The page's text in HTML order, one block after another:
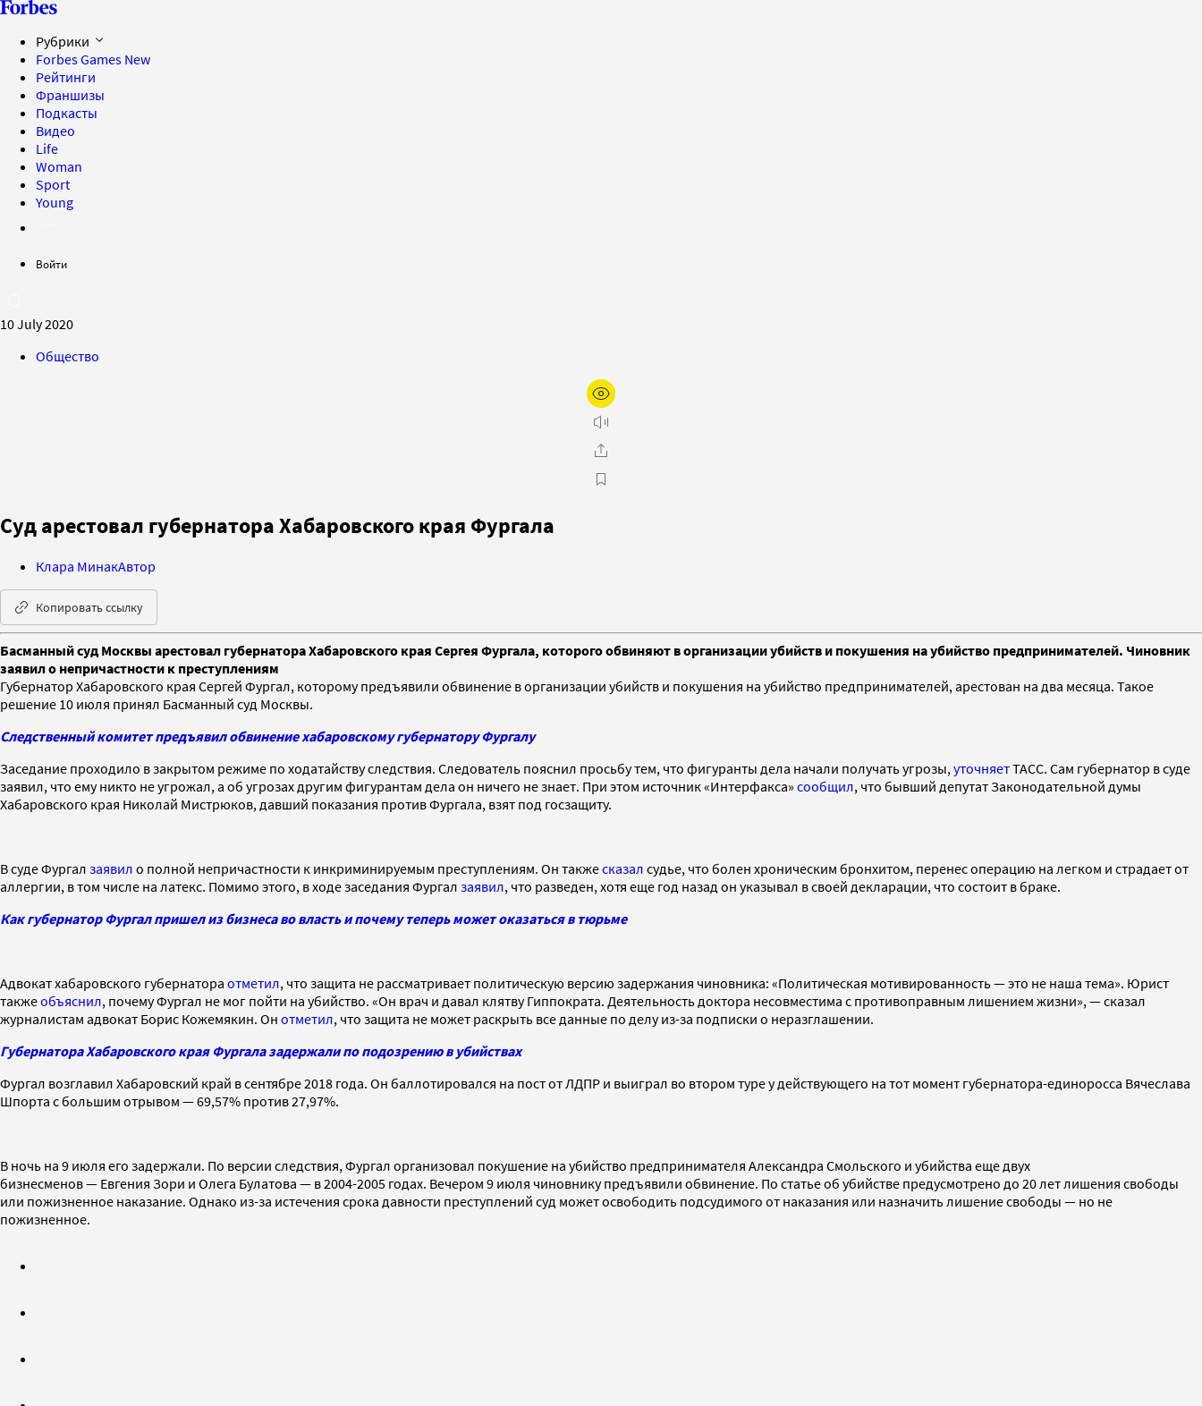
Рубрики
Forbes Games New
Рейтинги
Франшизы
Подкасты
Видео
Life
Woman
Sport
Young
Войти
10 July 2020
Общество
Суд арестовал губернатора Хабаровского края Фургала
Клара МинакАвтор
Копировать ссылку
Басманный суд Москвы арестовал губернатора Хабаровского края Сергея Фургала, которого обвиняют в организации убийств и покушения на убийство предпринимателей. Чиновник
заявил о непричастности к преступлениям
Губернатор Хабаровского края Сергей Фургал, которому предъявили обвинение в организации убийств и покушения на убийство предпринимателей, арестован на два месяца. Такое
решение 10 июля принял Басманный суд Москвы.
Следственный комитет предъявил обвинение хабаровскому губернатору Фургалу
Заседание проходило в закрытом режиме по ходатайству следствия. Следователь пояснил просьбу тем, что фигуранты дела начали получать угрозы, уточняетТАСС. Сам губернатор в суде
заявил, что ему никто не угрожал, а об угрозах другим фигурантам дела он ничего не знает. При этом источник «Интерфакса» сообщил, что бывший депутат Законодательной думы
Хабаровского края Николай Мистрюков, давший показания против Фургала, взят под госзащиту.
В суде Фургал заявил о полной непричастности к инкриминируемым преступлениям. Он такжесказал судье, что болен хроническим бронхитом, перенес операцию на легком и страдает от
аллергии, в том числе на латекс. Помимо этого, в ходе заседания Фургал заявил, что разведен, хотя еще год назад он указывал в своей декларации, что состоит в браке.
Как губернатор Фургал пришел из бизнеса во власть и почему теперь может оказаться в тюрьме
Адвокат хабаровского губернатора отметил, что защита не рассматривает политическую версию задержания чиновника: «Политическая мотивированность — это не наша тема». Юрист
такжеобъяснил, почему Фургал не мог пойти на убийство. «Он врач и давал клятву Гиппократа. Деятельность доктора несовместима с противоправным лишением жизни», — сказал
журналистам адвокат Борис Кожемякин. Он отметил, что защита не может раскрыть все данные по делу из-за подписки о неразглашении.
Губернатора Хабаровского края Фургала задержали по подозрению в убийствах
Фургал возглавил Хабаровский край в сентябре 2018 года. Он баллотировался на пост от ЛДПР и выиграл во втором туре у действующего на тот момент губернатора-единоросса Вячеслава
Шпорта с большим отрывом — 69,57% против 27,97%.
В ночь на 9 июля его задержали. По версии следствия, Фургал организовал покушение на убийство предпринимателя Александра Смольского и убийства еще двух
бизнесменов — Евгения Зори и Олега Булатова — в 2004-2005 годах. Вечером 9 июля чиновнику предъявили обвинение. По статье об убийстве предусмотрено до 20 лет лишения свободы
или пожизненное наказание. Однако из-за истечения срока давности преступлений суд может освободить подсудимого от наказания или назначить лишение свободы — но не
пожизненное.